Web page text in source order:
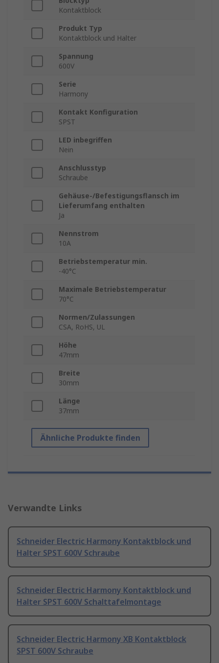
Kontaktblock
Produkt Typ
Kontaktblock und Halter
Spannung
600V
Serie
Harmony
Kontakt Konfiguration
SPST
LED inbegriffen
Nein
Anschlusstyp
Schraube
Gehäuse-/Befestigungsflansch im
Lieferumfang enthalten
Ja
Nennstrom
10A
Betriebstemperatur min.
-40°C
Maximale Betriebstemperatur
70°C
Normen/Zulassungen
CSA, RoHS, UL
Höhe
47mm
Breite
30mm
Länge
37mm
Ähnliche Produkte finden
Verwandte Links
Schneider Electric Harmony Kontaktblock und
Halter SPST 600V Schraube
Schneider Electric Harmony Kontaktblock und
Halter SPST 600V Schalttafelmontage
Schneider Electric Harmony XB Kontaktblock
SPST 600V Schraube